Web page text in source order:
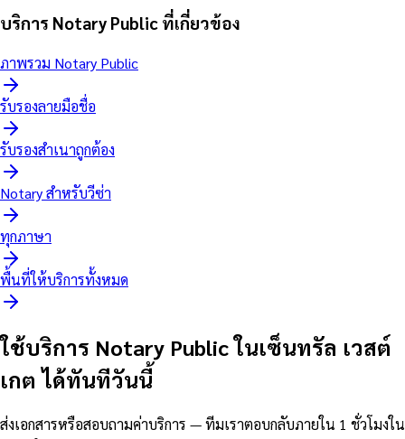
บริการ Notary Public ที่เกี่ยวข้อง
ภาพรวม Notary Public
รับรองลายมือชื่อ
รับรองสำเนาถูกต้อง
Notary สำหรับวีซ่า
ทุกภาษา
พื้นที่ให้บริการทั้งหมด
ใช้บริการ Notary Public ในเซ็นทรัล เวสต์
เกต ได้ทันทีวันนี้
ส่งเอกสารหรือสอบถามค่าบริการ — ทีมเราตอบกลับภายใน 1 ชั่วโมงใน